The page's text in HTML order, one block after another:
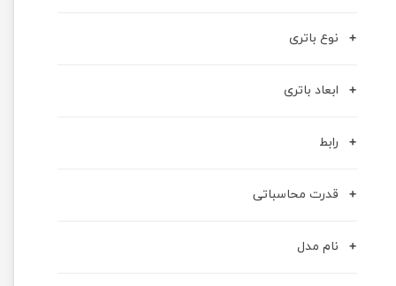
نوع باتری
ابعاد باتری
رابط
قدرت محاسباتی
نام مدل